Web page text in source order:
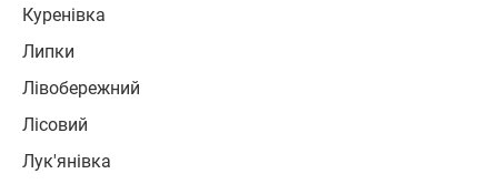
Куренівка
Липки
Лівобережний
Лісовий
Лук'янівка